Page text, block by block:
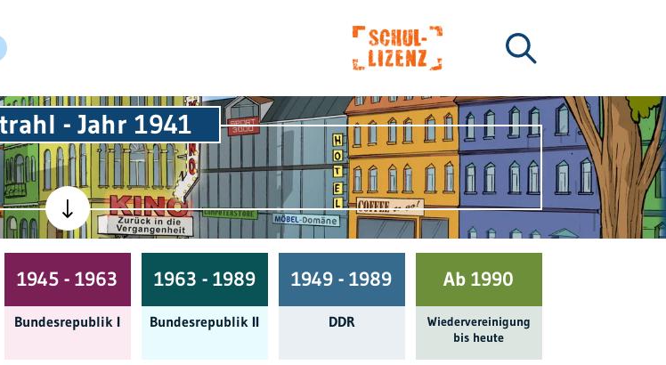
- Jahr 1941
1945 - 1963
Bundes­republik I
1963 - 1989
Bundes­republik II
1949 - 1989
DDR
Ab 1990
Wieder­ver­einigung
bis heute